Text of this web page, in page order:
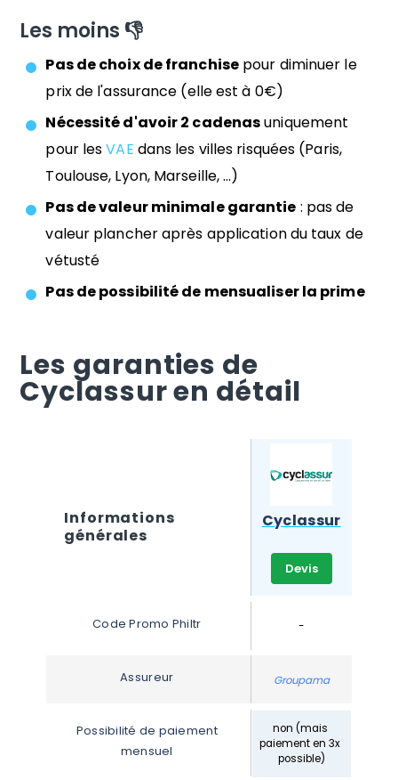
Les moins 👎
Pas de choix de franchisepour diminuer le
prix de l'assurance (elle est à 0€)
Nécessité d'avoir 2 cadenasuniquement
pour lesVAE dans les villes risquées (Paris,
Toulouse, Lyon, Marseille, ...)
Pas de valeur minimale garantie : pas de
valeur plancher après application du taux de
vétusté
Pas de possibilité de mensualiser la prime
Les garanties de
Cyclassur en détail
Informations
générales
Cyclassur
Devis
Code Promo Philtr -
Assureur Groupama
Possibilité de paiement
mensuel
non (mais
paiement en 3x
possible)